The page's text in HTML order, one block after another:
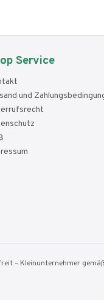
Service
und
– Kleinunternehmer